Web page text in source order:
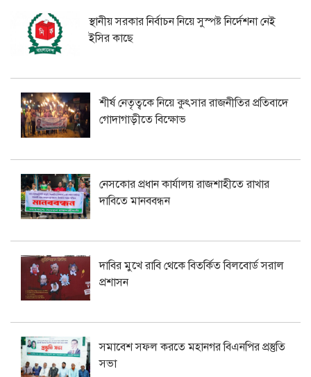
স্থানীয় সরকার নির্বাচন নিয়ে সুস্পষ্ট নির্দেশনা নেই
ইসির কাছে
শীর্ষ নেতৃত্বকে নিয়ে কুৎসার রাজনীতির প্রতিবাদে
গোদাগাড়ীতে বিক্ষোভ
নেসকোর প্রধান কার্যালয় রাজশাহীতে রাখার
দাবিতে মানববন্ধন
দাবির মুখে রাবি থেকে বিতর্কিত বিলবোর্ড সরাল
প্রশাসন
সমাবেশ সফল করতে মহানগর বিএনপির প্রস্তুতি
সভা